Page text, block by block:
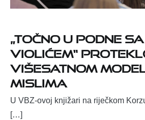
„TOČNO U PODNE
VIOLIĆEM“
VIŠESATNOM
MISLIMA
U VBZ-ovoj knjižari na riječkom
[…]